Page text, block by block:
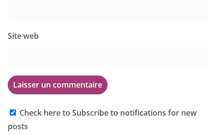
Site web
Check here to Subscribe to notifications for new
posts